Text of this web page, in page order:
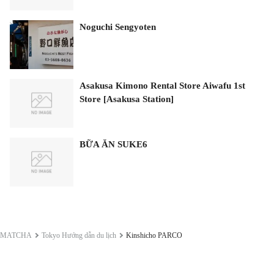
Noguchi Sengyoten
Asakusa Kimono Rental Store Aiwafu 1st
Store [Asakusa Station]
BỮA ĂN SUKE6
MATCHA Tokyo Hướng dẫn du lịch Kinshicho PARCO